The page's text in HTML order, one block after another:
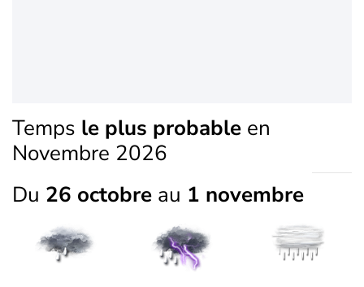
Temps le plus probable en
Novembre 2026
Du 26 octobre au 1 novembre